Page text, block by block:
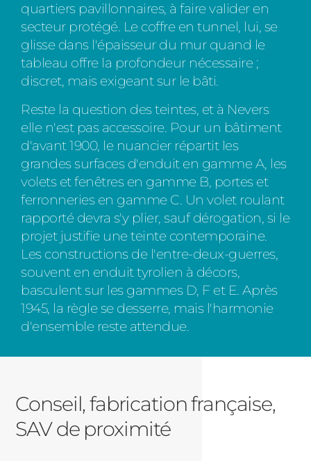
quartiers pavillonnaires, à faire valider en
secteur protégé. Le coffre en tunnel, lui, se
glisse dans l'épaisseur du mur quand le
tableau offre la profondeur nécessaire ;
discret, mais exigeant sur le bâti.
Reste la question des teintes, et à Nevers
elle n'est pas accessoire. Pour un bâtiment
d'avant 1900, le nuancier répartit les
grandes surfaces d'enduit en gamme A, les
volets et fenêtres en gamme B, portes et
ferronneries en gamme C. Un volet roulant
rapporté devra s'y plier, sauf dérogation, si le
projet justifie une teinte contemporaine.
Les constructions de l'entre-deux-guerres,
souvent en enduit tyrolien à décors,
basculent sur les gammes D, F et E. Après
1945, la règle se desserre, mais l'harmonie
d'ensemble reste attendue.
Conseil, fabrication française,
SAV de proximité